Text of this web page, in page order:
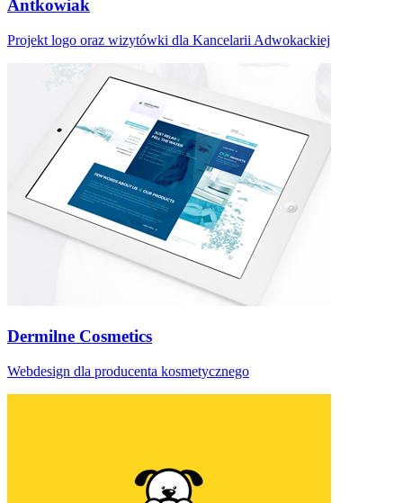
Antkowiak
Projekt logo oraz wizytówki dla Kancelarii Adwokackiej
Dermilne Cosmetics
Webdesign dla producenta kosmetycznego